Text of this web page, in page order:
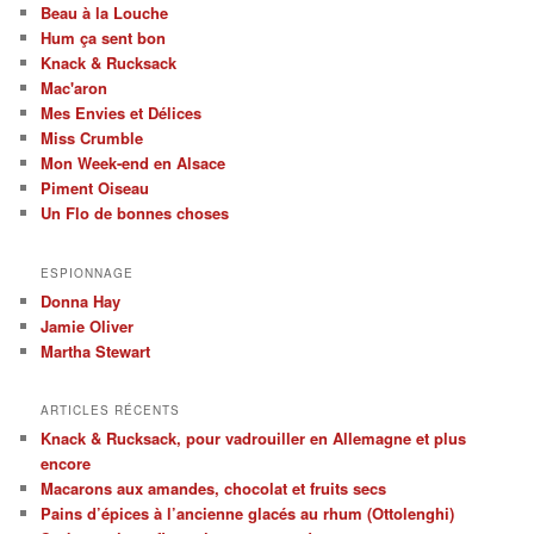
Beau à la Louche
Hum ça sent bon
Knack & Rucksack
Mac'aron
Mes Envies et Délices
Miss Crumble
Mon Week-end en Alsace
Piment Oiseau
Un Flo de bonnes choses
ESPIONNAGE
Donna Hay
Jamie Oliver
Martha Stewart
ARTICLES RÉCENTS
Knack & Rucksack, pour vadrouiller en Allemagne et plus
encore
Macarons aux amandes, chocolat et fruits secs
Pains d’épices à l’ancienne glacés au rhum (Ottolenghi)